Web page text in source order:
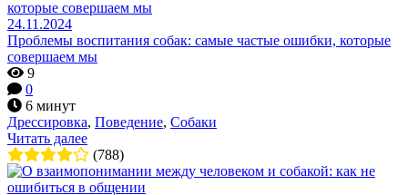
24.11.2024
Проблемы воспитания собак: самые частые ошибки, которые
совершаем мы
9
0
6 минут
Дрессировка, Поведение, Собаки
Читать далее
(788)